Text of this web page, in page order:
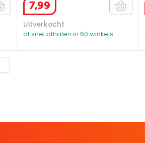
7,99
Uitverkocht
of snel afhalen in 60 winkels